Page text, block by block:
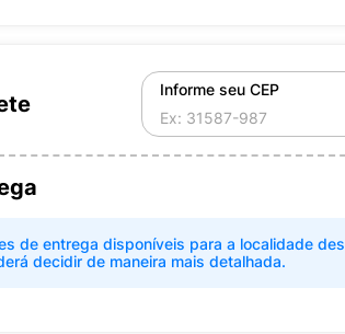
Informe seu CEP
de entrega disponíveis para a localidade
decidir de maneira mais detalhada.